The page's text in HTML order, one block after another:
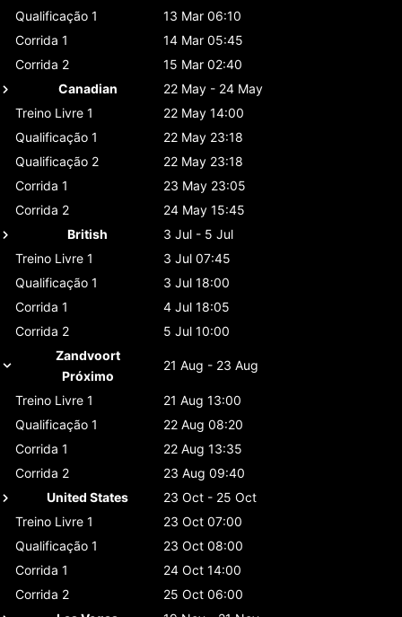
Qualificação 1
13 Mar 06:10
Corrida 1
14 Mar 05:45
Corrida 2
15 Mar 02:40
Canadian
22 May - 24 May
Treino Livre 1
22 May 14:00
Qualificação 1
22 May 23:18
Qualificação 2
22 May 23:18
Corrida 1
23 May 23:05
Corrida 2
24 May 15:45
British
3 Jul - 5 Jul
Treino Livre 1
3 Jul 07:45
Qualificação 1
3 Jul 18:00
Corrida 1
4 Jul 18:05
Corrida 2
5 Jul 10:00
Zandvoort
Próximo
21 Aug - 23 Aug
Treino Livre 1
21 Aug 13:00
Qualificação 1
22 Aug 08:20
Corrida 1
22 Aug 13:35
Corrida 2
23 Aug 09:40
United States
23 Oct - 25 Oct
Treino Livre 1
23 Oct 07:00
Qualificação 1
23 Oct 08:00
Corrida 1
24 Oct 14:00
Corrida 2
25 Oct 06:00